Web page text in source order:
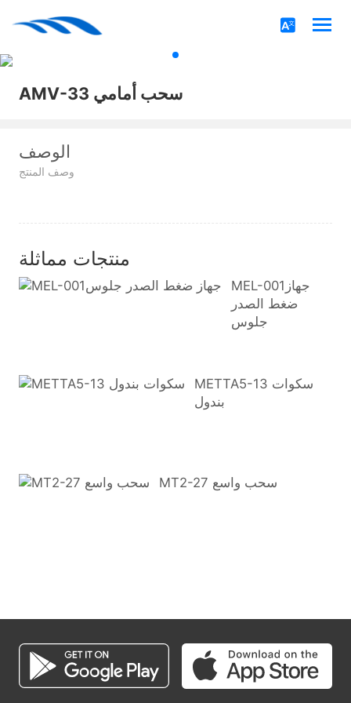
AMV-33 سحب أمامي
الوصف
وصف المنتج
منتجات مماثلة
MEL-001جهاز
ضغط الصدر
جلوس
METTA5-13 سكوات
بندول
MT2-27 سحب واسع